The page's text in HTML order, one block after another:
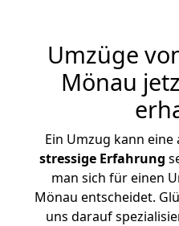
Umzüge
Mönau
Ein Umzug kann
stressige Erfahrung
man sich für einen
Mönau entscheidet.
uns darauf